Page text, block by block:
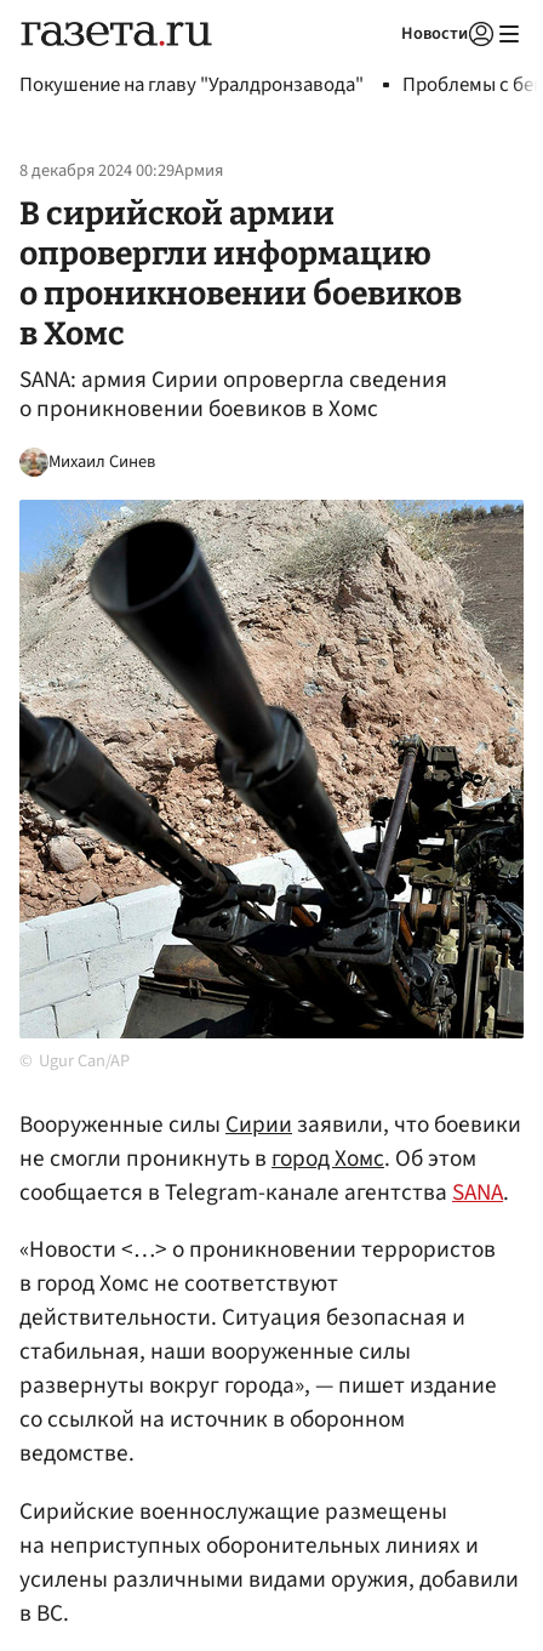
Новости
Покушение на главу "Уралдронзавода" Проблемы с
8 декабря 2024 00:29Армия
В сирийской армии
опровергли информацию
о проникновении боевиков
в Хомс
SANA: армия Сирии опровергла сведения
о проникновении боевиков в Хомс
Михаил Синев
Ugur Can/AP
Вооруженные силыСириизаявили, что боевики
не смогли проникнуть вгород Хомс. Об этом
сообщается в Telegram-канале агентстваSANA.
«Новости <…> о проникновении террористов
в город Хомс не соответствуют
действительности. Ситуация безопасная и
стабильная, наши вооруженные силы
развернуты вокруг города», — пишет издание
со ссылкой на источник в оборонном
ведомстве.
Сирийские военнослужащие размещены
на неприступных оборонительных линиях и
усилены различными видами оружия, добавили
в ВС.